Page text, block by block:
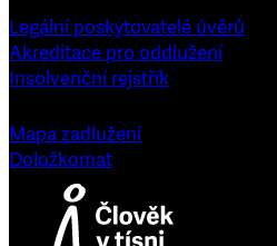
Legální poskytovatelé úvěrů
Akreditace pro oddlužení
Insolvenční rejstřík
Mapa zadlužení
Doložkomat